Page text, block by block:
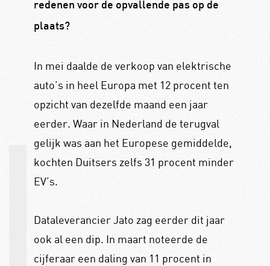
redenen voor de opvallende pas op de
plaats?
In mei daalde de verkoop van elektrische
auto’s in heel Europa met 12 procent ten
opzicht van dezelfde maand een jaar
eerder. Waar in Nederland de terugval
gelijk was aan het Europese gemiddelde,
kochten Duitsers zelfs 31 procent minder
EV’s.
Dataleverancier Jato zag eerder dit jaar
ook al een dip. In maart noteerde de
cijferaar een daling van 11 procent in